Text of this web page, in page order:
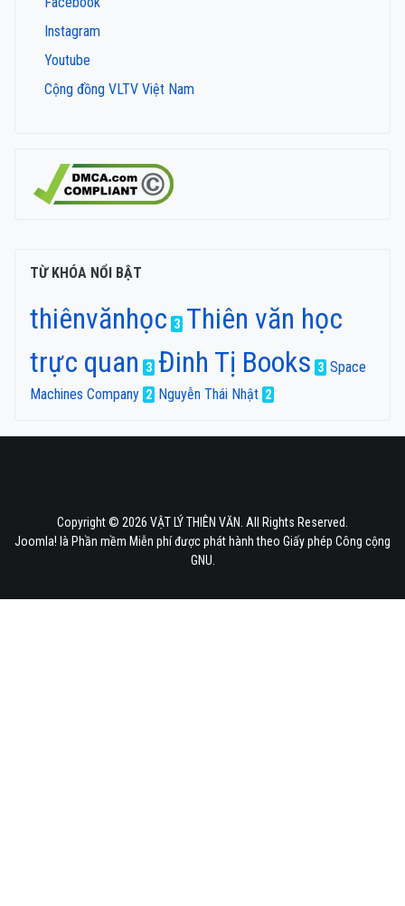
Instagram
Youtube
Cộng đồng VLTV Việt Nam
TỪ KHÓA NỔI BẬT
thiênvănhọc 3 Thiên văn học
trực quan
3 Đinh Tị Books 3 Space
Machines Company 2 Nguyễn Thái Nhật 2
Copyright © 2026 VẬT LÝ THIÊN VĂN. All Rights Reserved.
Joomla! là Phần mềm Miễn phí được phát hành theo Giấy phép Công cộng
GNU.